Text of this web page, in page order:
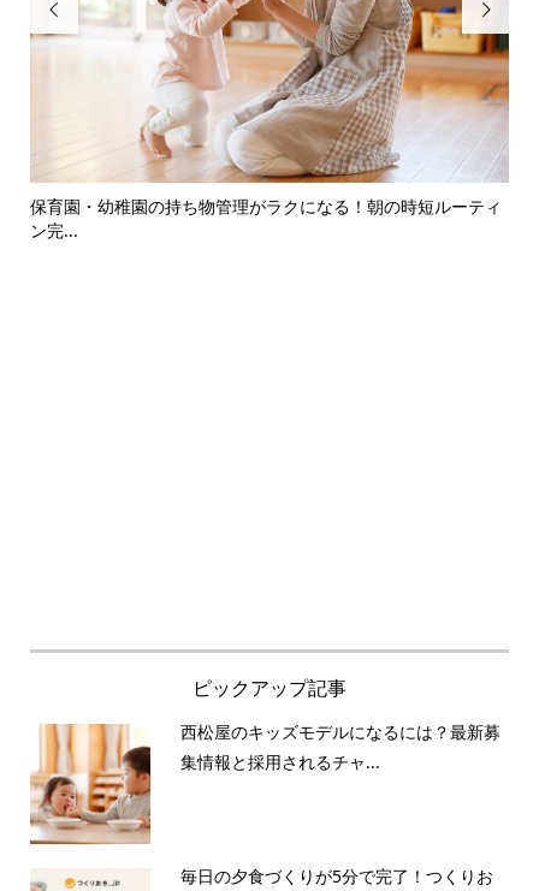

保育園・幼稚園の持ち物管理がラクになる！朝の時短ルーティ
ン完...

ピックアップ記事
西松屋のキッズモデルになるには？最新募
集情報と採用されるチャ...
毎日の夕食づくりが5分で完了！つくりお